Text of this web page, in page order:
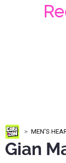
MEN'S
Gian